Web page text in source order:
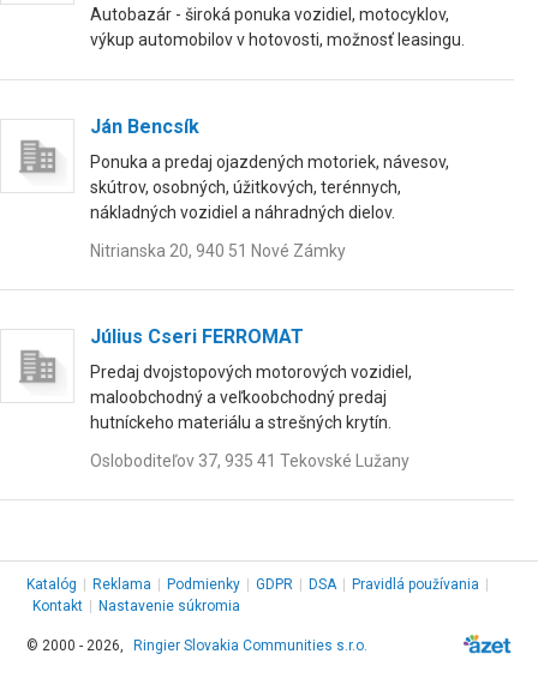
Autobazár - široká ponuka vozidiel, motocyklov,
výkup automobilov v hotovosti, možnosť leasingu.
Ján Bencsík
Ponuka a predaj ojazdených motoriek, návesov,
skútrov, osobných, úžitkových, terénnych,
nákladných vozidiel a náhradných dielov.
Nitrianska 20, 940 51 Nové Zámky
Július Cseri FERROMAT
Predaj dvojstopových motorových vozidiel,
maloobchodný a veľkoobchodný predaj
hutníckeho materiálu a strešných krytín.
Osloboditeľov 37, 935 41 Tekovské Lužany
Katalóg Reklama Podmienky GDPR DSA Pravidlá používania
Kontakt
Nastavenie súkromia
© 2000 - 2026, Ringier Slovakia Communities s.r.o.